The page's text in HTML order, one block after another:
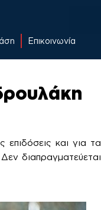
Επικοινωνία
επιδόσεις και για τα
διαπραγματεύεται